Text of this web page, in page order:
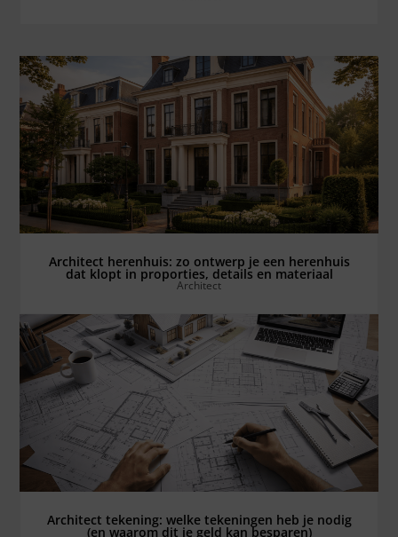
Bekijk alles ⟶
Architect herenhuis: zo ontwerp je een herenhuis
dat klopt in proporties, details en materiaal
Architect
Bekijk alles ⟶
Architect tekening: welke tekeningen heb je nodig
(en waarom dit je geld kan besparen)